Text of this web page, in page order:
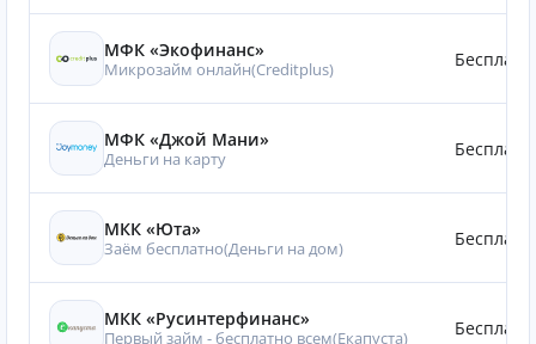
МФК «Экофинанс»
Микрозайм онлайн(Creditplus)
МФК «Джой Мани»
Деньги на карту
МКК «Юта»
Заём бесплатно(Деньги на дом)
МКК «Русинтерфинанс»
Первый займ - бесплатно всем(Eкапуста)